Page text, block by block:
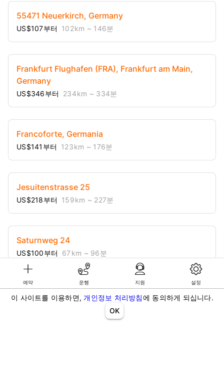
예약 운행 지원 설정
이 사이트를 이용하면, 개인정보 처리방침에 동의하게 되십니다.
OK
55471 Neuerkirch, Germany
US$107부터 102 km ~ 146분
Frankfurt Flughafen (FRA), Frankfurt am Main,
Germany
US$346부터 234 km ~ 334분
Francoforte, Germania
US$141부터 123 km ~ 176분
Jesuitenstrasse 25
US$218부터 159 km ~ 227분
Saturnweg 24
US$100부터 67 km ~ 96분